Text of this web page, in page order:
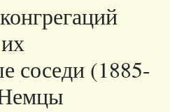
соседи (1885-